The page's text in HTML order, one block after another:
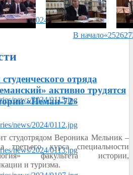
В начало«252627
отряда
активно трудятся
«Неман-72»
студотрядом Вероника Мельник –
третьего курса специальности
факультета истории,
и туризма.